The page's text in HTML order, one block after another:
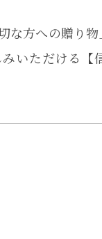
な方への贈り
いただける【